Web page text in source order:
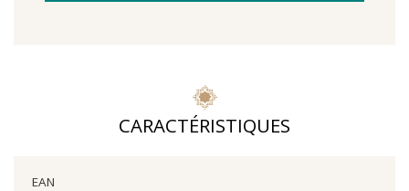
CARACTÉRISTIQUES
EAN